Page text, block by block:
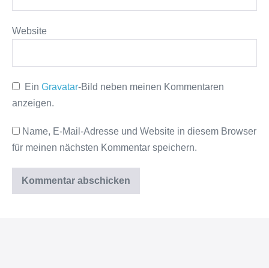
Website
EinGravatar-Bild neben meinen Kommentaren
anzeigen.
Name, E-Mail-Adresse und Website in diesem Browser
für meinen nächsten Kommentar speichern.